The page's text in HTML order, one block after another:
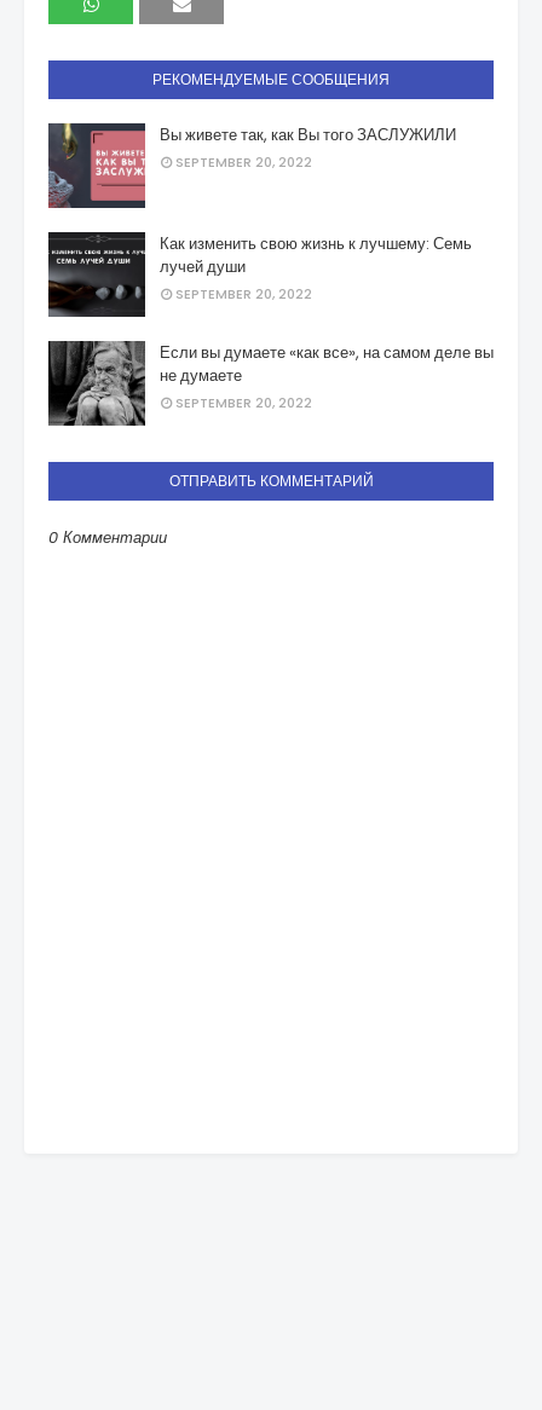
РЕКОМЕНДУЕМЫЕ СООБЩЕНИЯ
Вы живете так, как Вы того ЗАСЛУЖИЛИ
SEPTEMBER 20, 2022
Как изменить свою жизнь к лучшему: Семь
лучей души
SEPTEMBER 20, 2022
Если вы думаете «как все», на самом деле вы
не думаете
SEPTEMBER 20, 2022
ОТПРАВИТЬ КОММЕНТАРИЙ
0 Комментарии